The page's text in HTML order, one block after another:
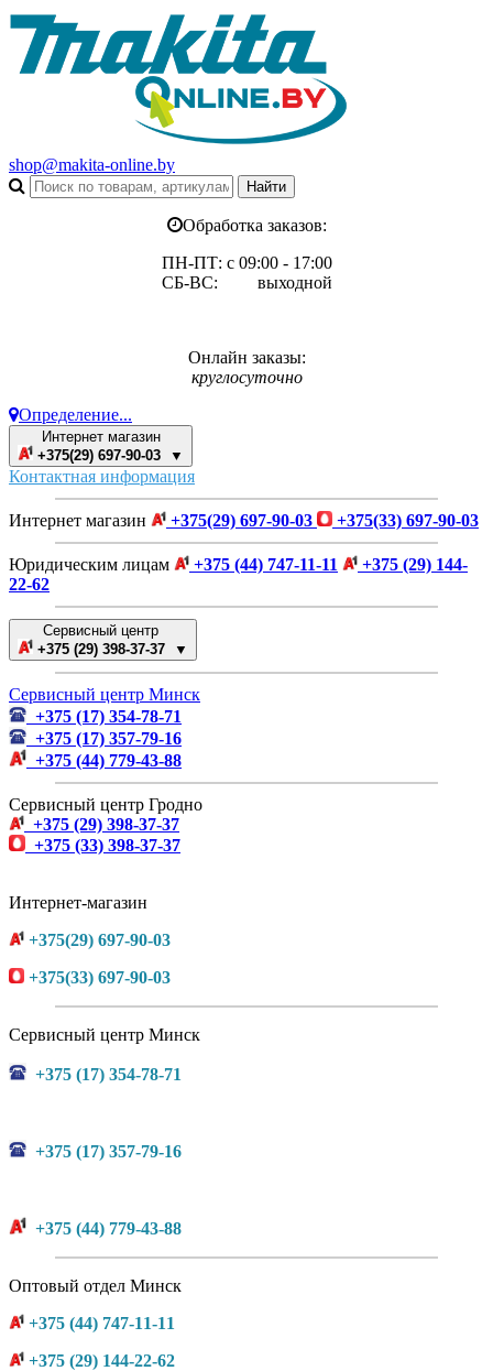
shop@makita-online.by
Обработка заказов:
ПН-ПТ: с 09:00 - 17:00
СБ-ВС: выходной
Онлайн заказы:
круглосуточно
Определение...
Интернет магазин
+375(29) 697-90-03 ▼
Контактная информация
Интернет магазин +375(29) 697-90-03 +375(33) 697-90-03
Юридическим лицам +375 (44) 747-11-11
+375 (29) 144-
22-62
Сервисный центр
+375 (29) 398-37-37 ▼
Сервисный центр Минск
+375 (17) 354-78-71
+375 (17) 357-79-16
+375 (44) 779-43-88
Сервисный центр Гродно
+375 (29) 398-37-37
+375 (33) 398-37-37
Интернет-магазин
+375(29) 697-90-03
+375(33) 697-90-03
Сервисный центр Минск
+375 (17) 354-78-71
+375 (17) 357-79-16
+375 (44) 779-43-88
Оптовый отдел Минск
+375 (44) 747-11-11
+375 (29) 144-22-62